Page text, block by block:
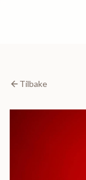
Tilbake